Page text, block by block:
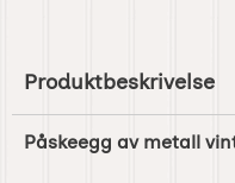
Produktbeskrivelse
Påskeegg av metall